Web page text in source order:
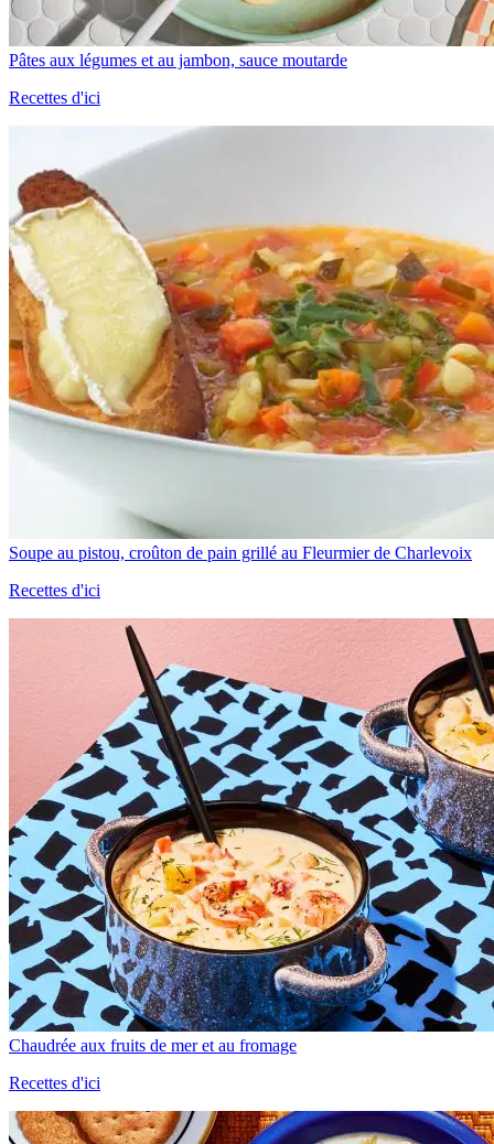
Pâtes aux légumes et au jambon, sauce moutarde
Recettes d'ici
Soupe au pistou, croûton de pain grillé au Fleurmier de Charlevoix
Recettes d'ici
Chaudrée aux fruits de mer et au fromage
Recettes d'ici